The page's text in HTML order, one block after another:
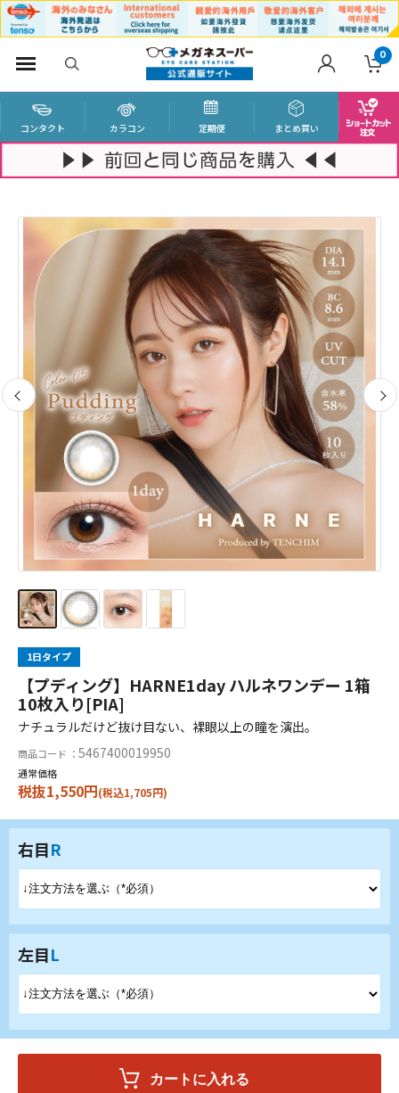
0
コンタクト カラコン 定期便 まとめ買い
1日タイプ
【プディング】HARNE1day ハルネワンデー 1箱
10枚入り[PIA]
ナチュラルだけど抜け目ない、裸眼以上の瞳を演出。
商品コード ： 5467400019950
通常価格
税抜1,550円(税込1,705円)
右目R
左目L